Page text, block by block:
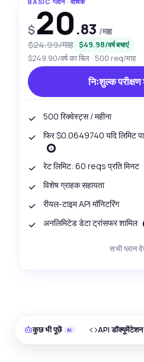
$20.83 /माह
$24.99/माह $49.98/वर्ष बचाएं
$249.90/वर्ष का बिल · 500 req/माह
निःशुल्क
500 रिक्वेस्ट्स / महीना
फिर $0.0649740 यदि लिमिट
रेट लिमिट: 60 reqs प्रति मिनट
विशेष ग्राहक सहायता
रीयल-टाइम API मॉनिटरिंग
अनलिमिटेड डेटा ट्रांसफर शामिल
सभी प्लान
कुछ भी पूछें API डॉक्यूमेंटेशन